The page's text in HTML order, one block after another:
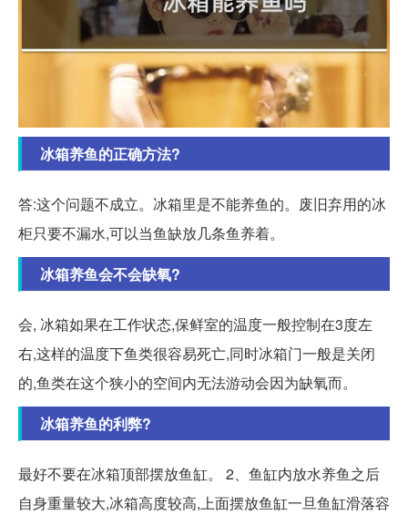
冰箱养鱼的正确方法?
答:这个问题不成立。冰箱里是不能养鱼的。废旧弃用的冰
柜只要不漏水,可以当鱼缺放几条鱼养着。
冰箱养鱼会不会缺氧?
会, 冰箱如果在工作状态,保鲜室的温度一般控制在3度左
右,这样的温度下鱼类很容易死亡,同时冰箱门一般是关闭
的,鱼类在这个狭小的空间内无法游动会因为缺氧而。
冰箱养鱼的利弊?
最好不要在冰箱顶部摆放鱼缸。 2、鱼缸内放水养鱼之后
自身重量较大,冰箱高度较高,上面摆放鱼缸一旦鱼缸滑落容